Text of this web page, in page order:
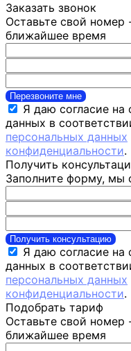
Заказать звонок
Оставьте свой номер
ближайшее время
Перезвоните мне
Я даю согласие на
данных в
персональных данных
конфиденциальности.
Получить
Заполните форму, мы
Получить консультацию
Я даю согласие на
данных в
персональных данных
конфиденциальности.
Подобрать тариф
Оставьте свой номер
ближайшее время